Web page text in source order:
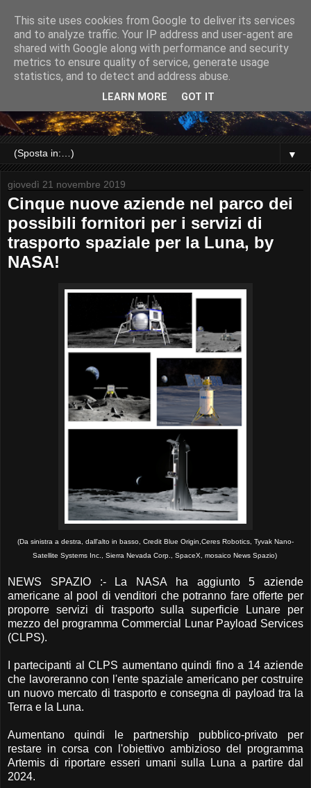
▼
giovedì 21 novembre 2019
Cinque nuove aziende nel parco dei
possibili fornitori per i servizi di
trasporto spaziale per la Luna, by
NASA!
(Da sinistra a destra, dall'alto in basso, Credit Blue Origin,Ceres Robotics, Tyvak Nano-
Satellite Systems Inc., Sierra Nevada Corp., SpaceX, mosaico News Spazio)
NEWS SPAZIO :- La NASA ha aggiunto 5 aziende
americane al pool di venditori che potranno fare offerte per
proporre servizi di trasporto sulla superficie Lunare per
mezzo del programma Commercial Lunar Payload Services
(CLPS).
I partecipanti al CLPS aumentano quindi fino a 14 aziende
che lavoreranno con l'ente spaziale americano per costruire
un nuovo mercato di trasporto e consegna di payload tra la
Terra e la Luna.
Aumentano quindi le partnership pubblico-privato per
restare in corsa con l'obiettivo ambizioso del programma
Artemis di riportare esseri umani sulla Luna a partire dal
2024.
This site uses cookies from Google to deliver its services
and to analyze traffic. Your IP address and user-agent are
shared with Google along with performance and security
metrics to ensure quality of service, generate usage
statistics, and to detect and address abuse.
LEARN MORE GOT IT